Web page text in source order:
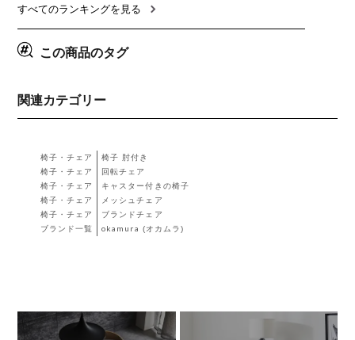
リア風 グレージュ
すべてのランキングを見る
この商品のタグ
関連カテゴリー
椅子・チェア
椅子 肘付き
椅子・チェア
回転チェア
椅子・チェア
キャスター付きの椅子
椅子・チェア
メッシュチェア
椅子・チェア
ブランドチェア
ブランド一覧
okamura (オカムラ)